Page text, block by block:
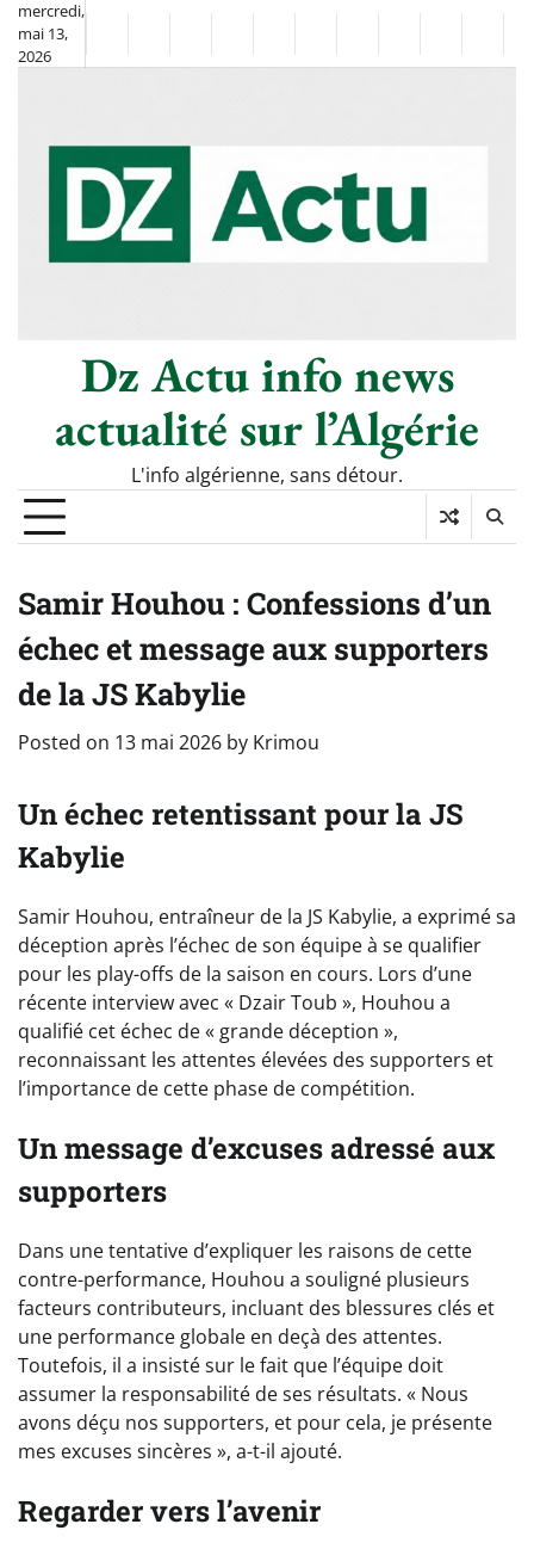
Skip
content
mercredi,
mai 13,
2026
FlashSportclasséDiasporaChronique
Le
Thé
SociétéCultureMondeÉconomie
Tech
Dz Actu info news
actualité sur l’Algérie
L'info algérienne, sans détour.
Samir Houhou : Confessions d’un
échec et message aux supporters
de la JS Kabylie
Posted on 13 mai 2026 by Krimou
Un échec retentissant pour la JS
Kabylie
Samir Houhou, entraîneur de la JS Kabylie, a exprimé sa
déception après l’échec de son équipe à se qualifier
pour les play-offs de la saison en cours. Lors d’une
récente interview avec « Dzair Toub », Houhou a
qualifié cet échec de « grande déception »,
reconnaissant les attentes élevées des supporters et
l’importance de cette phase de compétition.
Un message d’excuses adressé aux
supporters
Dans une tentative d’expliquer les raisons de cette
contre-performance, Houhou a souligné plusieurs
facteurs contributeurs, incluant des blessures clés et
une performance globale en deçà des attentes.
Toutefois, il a insisté sur le fait que l’équipe doit
assumer la responsabilité de ses résultats. « Nous
avons déçu nos supporters, et pour cela, je présente
mes excuses sincères », a-t-il ajouté.
Regarder vers l’avenir